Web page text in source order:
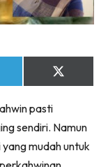
Share
on
pasti
sendiri. Namun
mudah untuk